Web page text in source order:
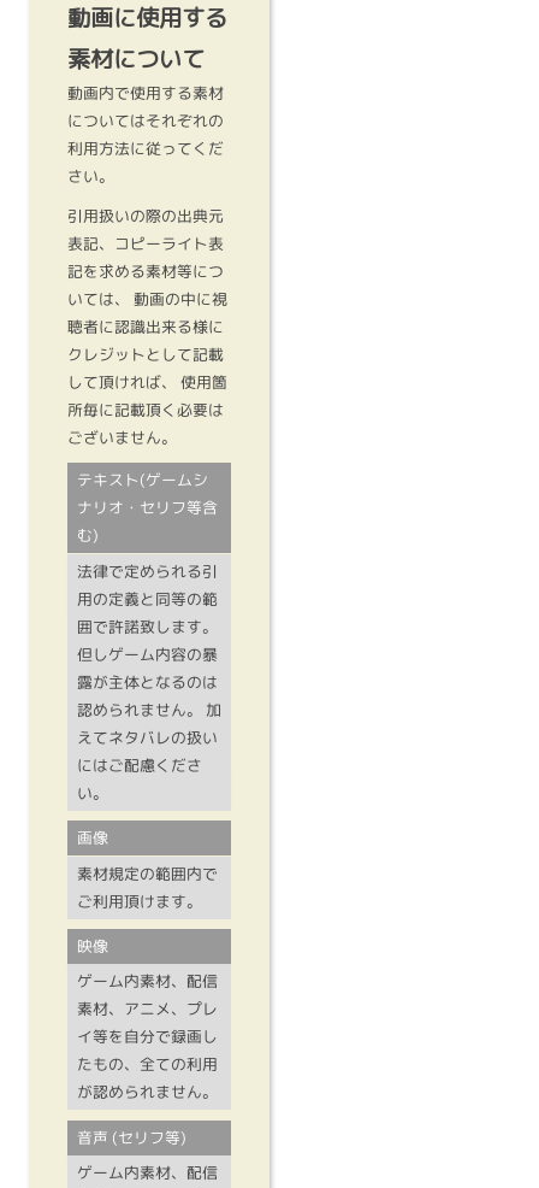
動画に使用する
素材について
動画内で使用する素材
についてはそれぞれの
利用方法に従ってくだ
さい。
引用扱いの際の出典元
表記、コピーライト表
記を求める素材等につ
いては、 動画の中に視
聴者に認識出来る様に
クレジットとして記載
して頂ければ、 使用箇
所毎に記載頂く必要は
ございません。
テキスト(ゲームシ
ナリオ・セリフ等含
む)
法律で定められる引
用の定義と同等の範
囲で許諾致します。
但しゲーム内容の暴
露が主体となるのは
認められません。 加
えてネタバレの扱い
にはご配慮くださ
い。
画像
素材規定の範囲内で
ご利用頂けます。
映像
ゲーム内素材、配信
素材、アニメ、プレ
イ等を自分で録画し
たもの、全ての利用
が認められません。
音声 (セリフ等)
ゲーム内素材、配信